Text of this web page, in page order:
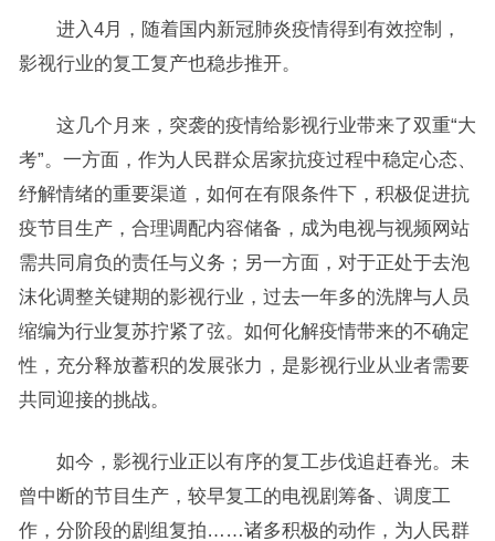
进入4月，随着国内新冠肺炎疫情得到有效控制，
影视行业的复工复产也稳步推开。
这几个月来，突袭的疫情给影视行业带来了双重“大
考”。一方面，作为人民群众居家抗疫过程中稳定心态、
纾解情绪的重要渠道，如何在有限条件下，积极促进抗
疫节目生产，合理调配内容储备，成为电视与视频网站
需共同肩负的责任与义务；另一方面，对于正处于去泡
沫化调整关键期的影视行业，过去一年多的洗牌与人员
缩编为行业复苏拧紧了弦。如何化解疫情带来的不确定
性，充分释放蓄积的发展张力，是影视行业从业者需要
共同迎接的挑战。
如今，影视行业正以有序的复工步伐追赶春光。未
曾中断的节目生产，较早复工的电视剧筹备、调度工
作，分阶段的剧组复拍……诸多积极的动作，为人民群